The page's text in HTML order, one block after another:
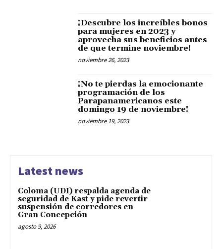
¡Descubre los increíbles bonos
para mujeres en 2023 y
aprovecha sus beneficios antes
de que termine noviembre!
noviembre 26, 2023
¡No te pierdas la emocionante
programación de los
Parapanamericanos este
domingo 19 de noviembre!
noviembre 19, 2023
Latest news
Coloma (UDI) respalda agenda de
seguridad de Kast y pide revertir
suspensión de corredores en
Gran Concepción
agosto 9, 2026